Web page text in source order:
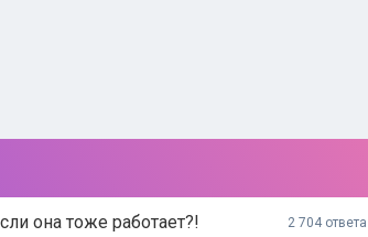
она тоже работает?! 2 704 ответа